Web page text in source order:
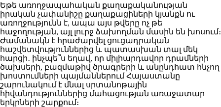
Եթե առողջապահական քաղաքականության
իրական չափանիշը քաղաքացիների կյանքն ու
առողջությունն է, ապա այս թվերը ոչ թե
հաջողության, այլ լուրջ ձախողման մասին են խոսում։
Ժամանակն է հրաժարվել ցուցադրական
հաշվետվություններից և պատասխան տալ մեկ
հարցի․ ինչպե՞ս եղավ, որ միլիարդավոր դրամների
ծախսերի, բազմաթիվ ծրագրերի և անընդհատ հնչող
խոստումների պայմաններում Հայաստանը
շարունակում է մնալ սրտանոթային
հիվանդություններից մահացության առաջատար
երկրների շարքում։